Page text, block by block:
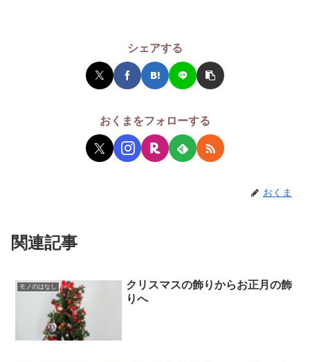
シェアする
おくまをフォローする
おくま
関連記事
モノのはなし
クリスマスの飾りからお正月の飾
りへ